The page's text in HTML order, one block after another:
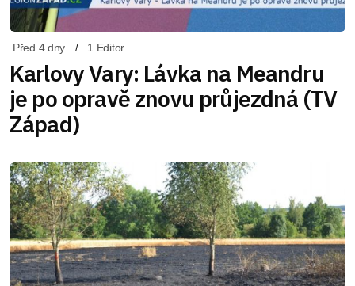
Před 4 dny 1 Editor
Karlovy Vary: Lávka na Meandru
je po opravě znovu průjezdná (TV
Západ)